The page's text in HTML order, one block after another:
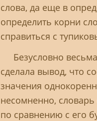
слова, да еще в
определить корни
справиться с
Безусловно
сделала вывод, что
значения
несомненно,
по сравнению с его